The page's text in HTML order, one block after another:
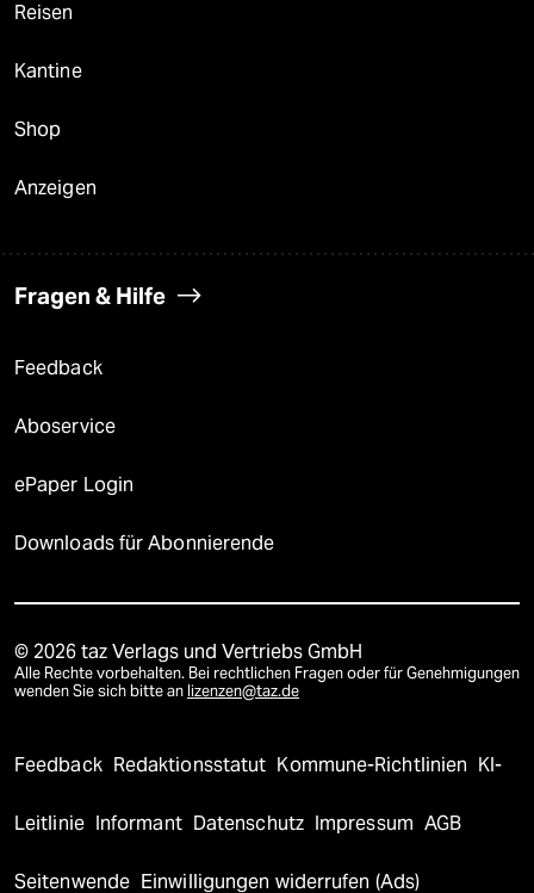
Reisen
Kantine
Shop
Anzeigen
Fragen & Hilfe
Feedback
Aboservice
ePaper Login
Downloads für Abonnierende
© 2026 taz Verlags und Vertriebs GmbH
Alle Rechte vorbehalten. Bei rechtlichen Fragen oder für Genehmigungen
wenden Sie sich bitte an lizenzen@taz.de
Feedback Redaktionsstatut Kommune-Richtlinien KI-
Leitlinie Informant Datenschutz Impressum AGB
Seitenwende Einwilligungen widerrufen (Ads)